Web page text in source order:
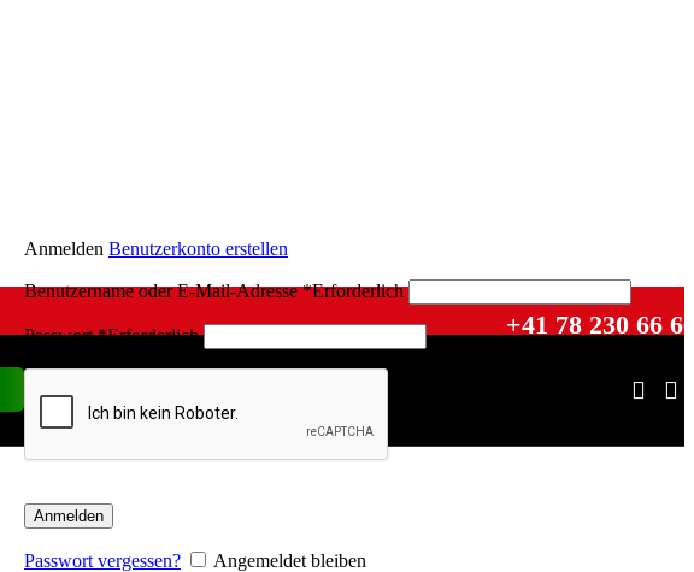
+41 78 230 66
Anmelden Benutzerkonto erstellen
Benutzername oder E-Mail-Adresse*Erforderlich
Passwort*Erforderlich
Anmelden
Passwort vergessen? Angemeldet bleiben